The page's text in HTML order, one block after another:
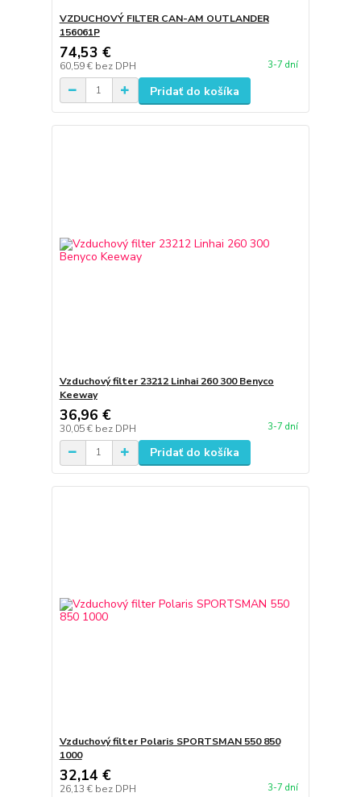
VZDUCHOVÝ FILTER CAN-AM OUTLANDER
156061P
74,53 €
60,59 € bez DPH 3-7 dní
Pridať do košíka
Vzduchový filter 23212 Linhai 260 300 Benyco
Keeway
36,96 €
30,05 € bez DPH 3-7 dní
Pridať do košíka
Vzduchový filter Polaris SPORTSMAN 550 850
1000
32,14 €
26,13 € bez DPH 3-7 dní